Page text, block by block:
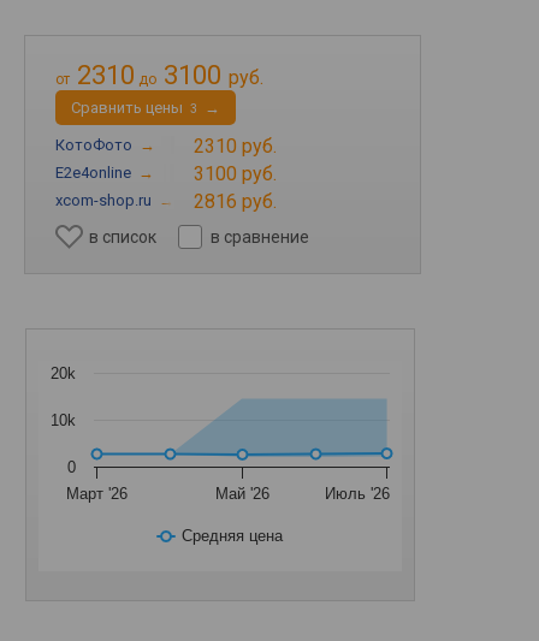
от 2310 до 3100 руб.
Cравнить цены 3 →
КотоФото → 2310 руб.
E2e4online → 3100 руб.
xcom-shop.ru → 2816 руб.
в список в сравнение
Средняя цена
Март '26 Май '26 Июль '26
0
10k
20k